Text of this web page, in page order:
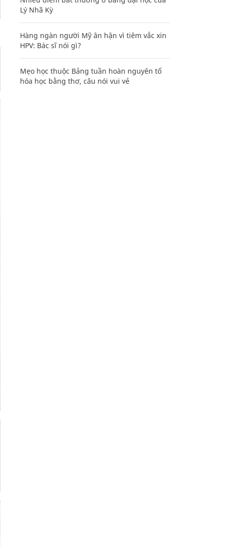
Lý Nhã Kỳ
Hàng ngàn người Mỹ ân hận vì tiêm vắc xin
HPV: Bác sĩ nói gì?
Mẹo học thuộc Bảng tuần hoàn nguyên tố
hóa học bằng thơ, câu nói vui vẻ